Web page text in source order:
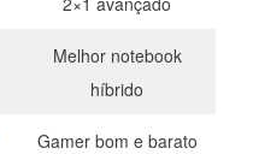
Melhor notebook
híbrido
Gamer bom e barato